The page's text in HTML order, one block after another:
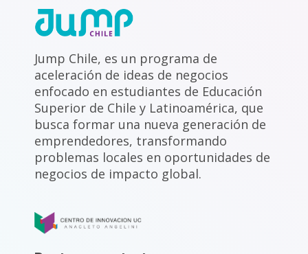
Jump Chile, es un programa de
aceleración de ideas de negocios
enfocado en estudiantes de Educación
Superior de Chile y Latinoamérica, que
busca formar una nueva generación de
emprendedores, transformando
problemas locales en oportunidades de
negocios de impacto global.